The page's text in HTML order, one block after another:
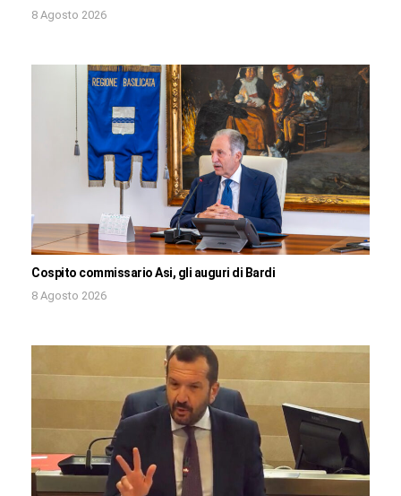
8 Agosto 2026
Cospito commissario Asi, gli auguri di Bardi
8 Agosto 2026